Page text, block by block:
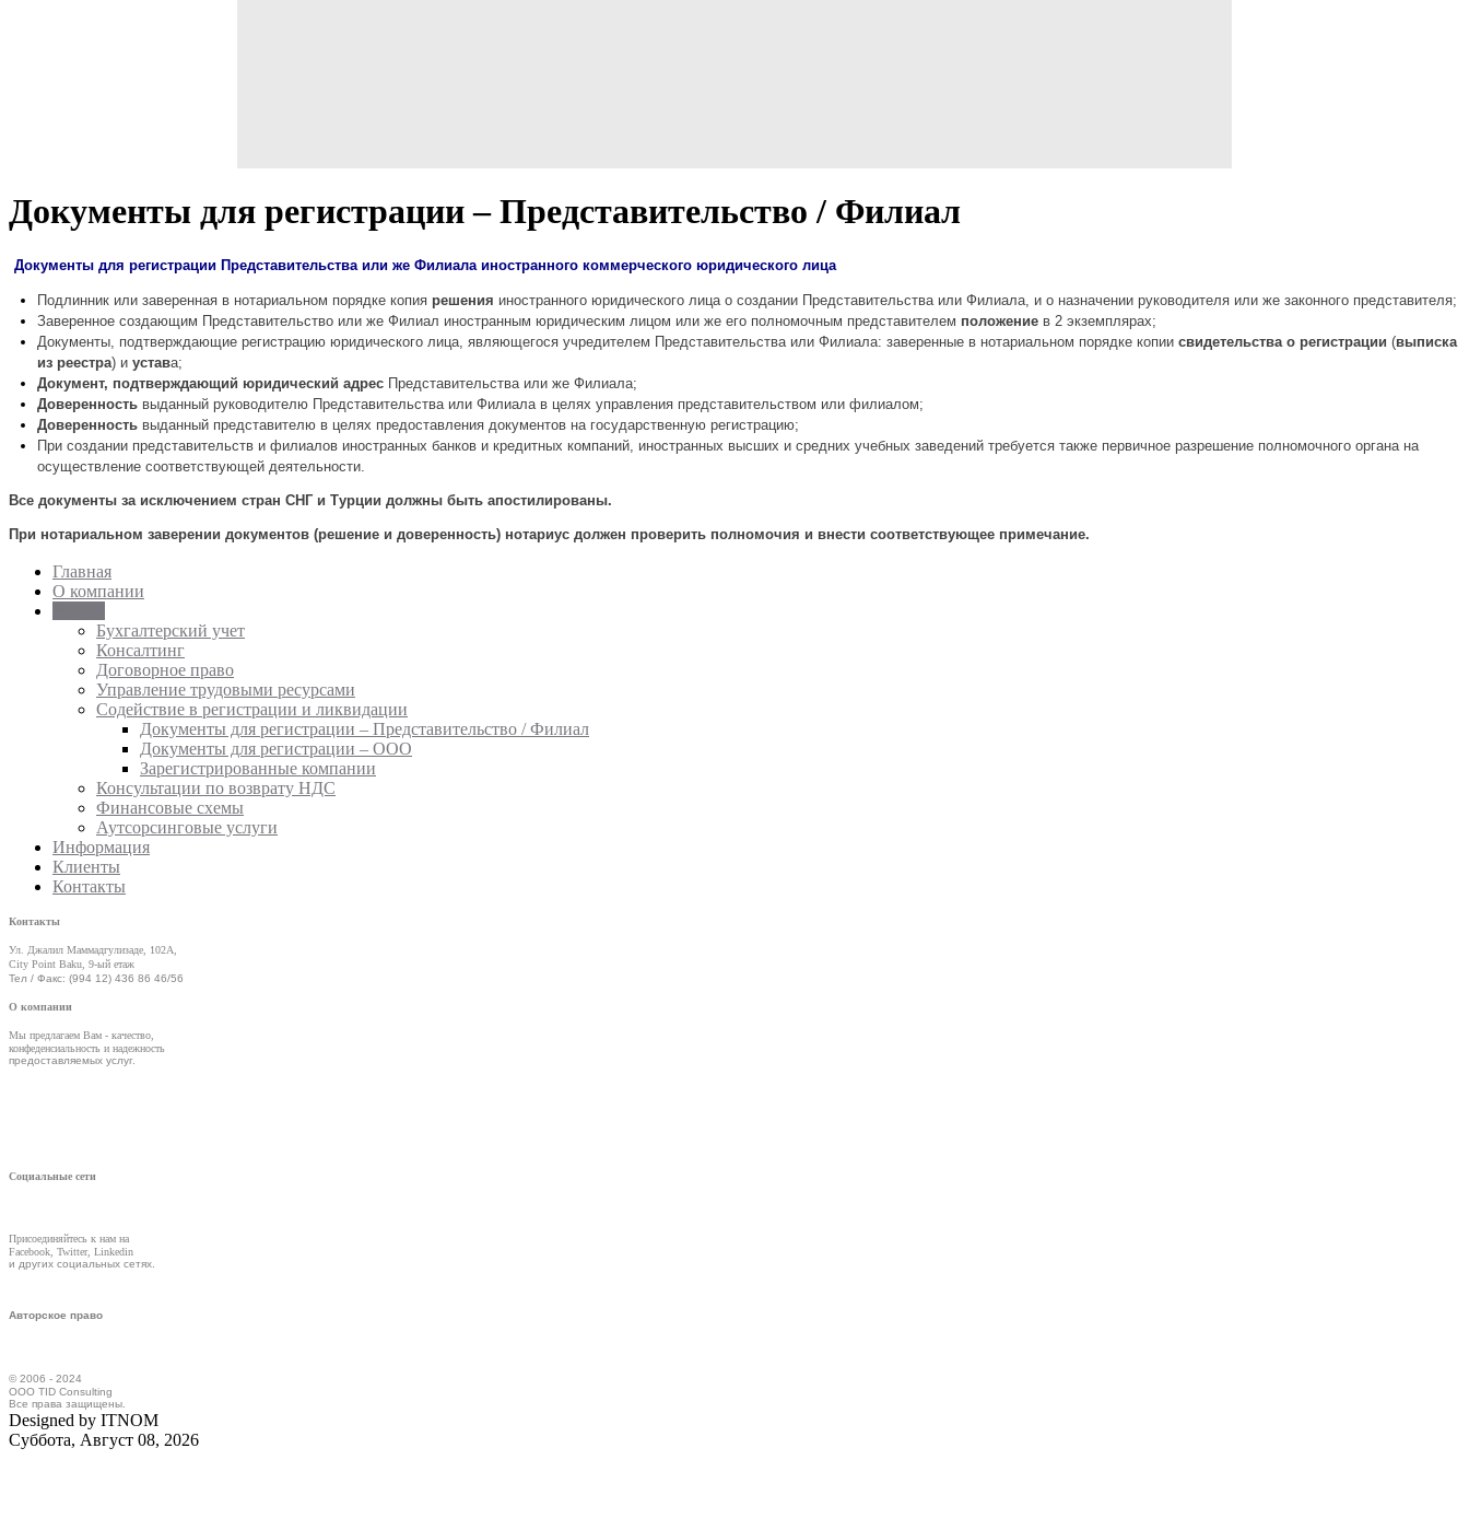
Документы для регистрации – Представительство / Филиал
Документы для регистрации Представительства или же Филиала иностранного коммерческого юридического лица
Подлинник или заверенная в нотариальном порядке копия решения иностранного юридического лица о создании Представительства или Филиала, и о назначении руководителя или же законного представителя;
Заверенное создающим Представительство или же Филиал иностранным юридическим лицом или же его полномочным представителем положение в 2 экземплярах;
Документы, подтверждающие регистрацию юридического лица, являющегося учредителем Представительства или Филиала: заверенные в нотариальном порядке копии свидетельства о регистрации (выписка
из реестра) и устава;
Документ, подтверждающий юридический адрес Представительства или же Филиала;
Доверенность выданный руководителю Представительства или Филиала в целях управления представительством или филиалом;
Доверенность выданный представителю в целях предоставления документов на государственную регистрацию;
При создании представительств и филиалов иностранных банков и кредитных компаний, иностранных высших и средних учебных заведений требуется также первичное разрешение полномочного органа на
осуществление соответствующей деятельности.
Все документы за исключением стран СНГ и Турции должны быть апостилированы.
При нотариальном заверении документов (решение и доверенность) нотариус должен проверить полномочия и внести соответствующее примечание.
Главная
О компании
Бухгалтерский учет
Консалтинг
Договорное право
Управление трудовыми ресурсами
Содействие в регистрации и ликвидации
Документы для регистрации – Представительство / Филиал
Документы для регистрации – ООО
Зарегистрированные компании
Консультации по возврату НДС
Финансовые схемы
Аутсорсинговые услуги
Информация
Клиенты
Контакты
Контакты
Ул. Джалил Маммадгулизаде, 102А,
City Point Baku, 9-ый етаж
Тел / Факс: (994 12) 436 86 46/56
О компании
Мы предлагаем Вам - качество,
конфеденсиальность и надежность
предоставляемых услуг.
Социальные сети
Присоединяйтесь к нам на
Facebook, Twitter, Linkedin
и других социальных сетях.
Авторское право
© 2006 - 2024
ООО TID Consulting
Все права защищены.
Designed by ITNOM
Суббота, Август 08, 2026